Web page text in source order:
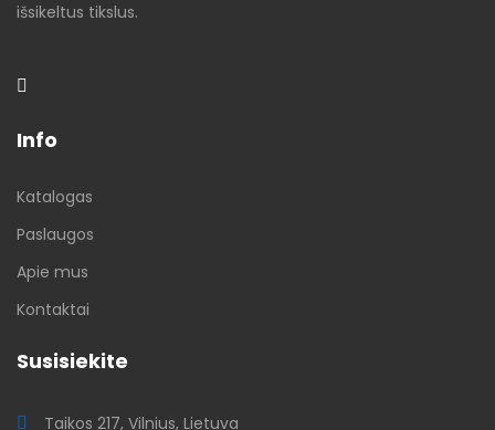
išsikeltus tikslus.
Info
Katalogas
Paslaugos
Apie mus
Kontaktai
Susisiekite
Taikos 217, Vilnius, Lietuva